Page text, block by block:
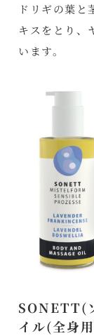
ドリギの葉と
キスをとり、
います。
SONETT(
イル(全身